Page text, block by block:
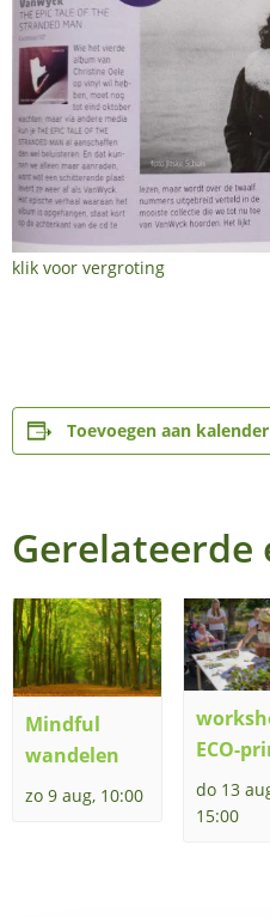
klik voor vergroting
Toevoegen aan kalender
Gerelateerde
Mindful
wandelen
zo 9 aug, 10:00
ECO-
do 13
15:00